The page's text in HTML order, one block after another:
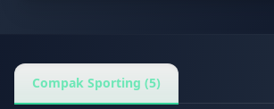
Compak Sporting (5)